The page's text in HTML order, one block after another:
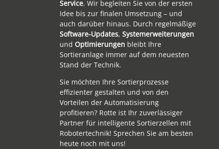
Service. Wir begleiten Sie von der ersten
Idee bis zur finalen Umsetzung – und
auch darüber hinaus. Durch regelmäßige
Software-Updates,Systemerweiterungen
und Optimierungen bleibt Ihre
Sortieranlage immer auf dem neuesten
Stand der Technik.
Sie möchten Ihre Sortierprozesse
effizienter gestalten und von den
Vorteilen der Automatisierung
profitieren? Rotte ist Ihr zuverlässiger
Partner für intelligente Sortierzellen mit
Robotertechnik! Sprechen Sie am besten
heute noch mit uns!